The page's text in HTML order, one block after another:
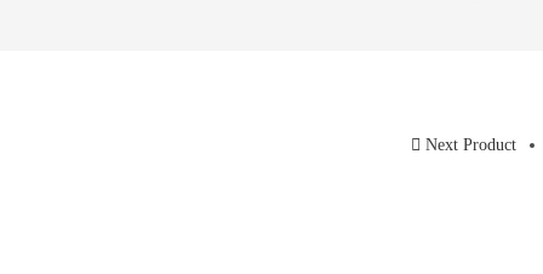
Next Product